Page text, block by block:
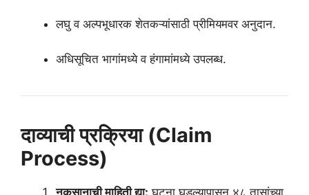
लघु व अल्पभूधारक शेतकऱ्यांसाठी प्रीमियमवर अनुदान.
अधिसूचित भागांमध्ये व हंगामांमध्ये उपलब्ध.
दाव्याची प्रक्रिया (Claim
Process)
नुकसानाची माहिती द्या: घटना घडल्यापासून ४८ तासांच्या